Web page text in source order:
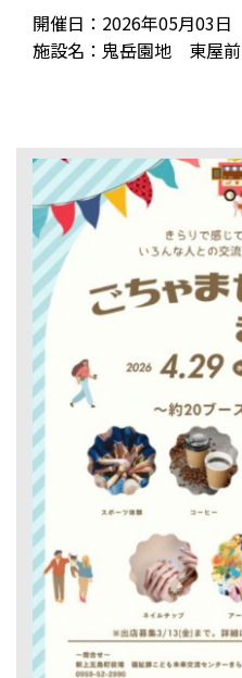
開催日：2026年05月03日
施設名：鬼岳園地 東屋前